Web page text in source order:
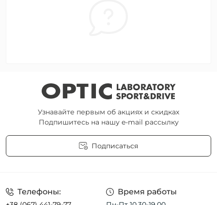
Узнавайте первым об акциях и скидках
Подпишитесь на нашу e-mail рассылку
Подписаться
Пользовательское соглашение
Телефоны: Время работы